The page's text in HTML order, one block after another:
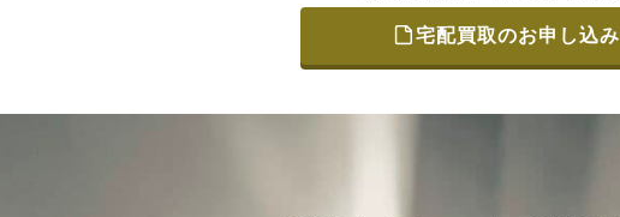
宅配買取のお申し込み